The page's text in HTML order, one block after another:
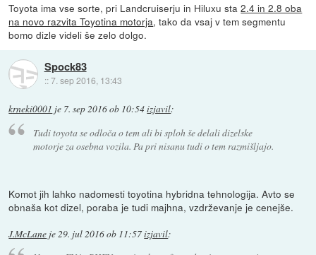
Toyota ima vse sorte, pri Landcruiserju in Hiluxu sta2.4 in 2.8 oba
na novo razvita Toyotina motorja, tako da vsaj v tem segmentu
bomo dizle videli še zelo dolgo.
Spock83
::7. sep 2016, 13:43
krneki0001 je 7. sep 2016 ob 10:54izjavil:
Tudi toyota se odloča o tem ali bi sploh še delali dizelske
motorje za osebna vozila. Pa pri nisanu tudi o tem razmišljajo.
Komot jih lahko nadomesti toyotina hybridna tehnologija. Avto se
obnaša kot dizel, poraba je tudi majhna, vzdrževanje je cenejše.
J.McLane je 29. jul 2016 ob 11:57izjavil: